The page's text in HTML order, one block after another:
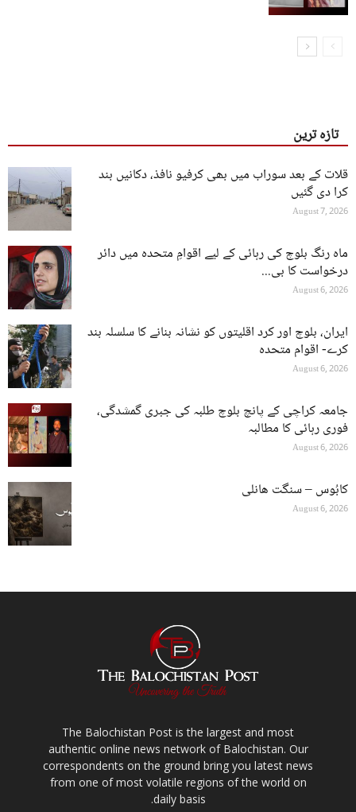
تازہ ترین
قلات کے بعد سوراب میں بھی کرفیو نافذ، دکانیں بند
کرا دی گئیں
August 7, 2026
ماہ رنگ بلوچ کی رہائی کے لیے اقوامِ متحدہ میں دائر
درخواست کا بی...
August 6, 2026
ایران، بلوچ اور کرد اقلیتوں کو نشانہ بنانے کا سلسلہ بند
کرے- اقوام متحدہ
August 6, 2026
جامعہ کراچی کے پانچ بلوچ طلبہ کی جبری گمشدگی،
فوری رہائی کا مطالبہ
August 6, 2026
کابُوس – سنگت ھانلی
August 6, 2026
The Balochistan Post is the largest and most
authentic online news network of Balochistan. Our
correspondents on the ground bring you latest news
from one of most volatile regions of the world on
daily basis.